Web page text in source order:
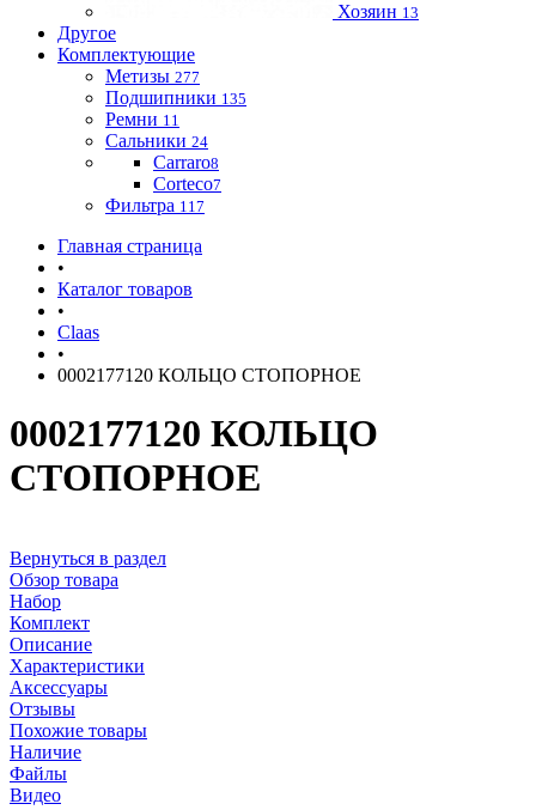
Хозяин 13
Другое
Комплектующие
Метизы 277
Подшипники 135
Ремни 11
Сальники 24
Carraro8
Corteco7
Фильтра 117
Главная страница
•
Каталог товаров
•
Claas
•
0002177120 КОЛЬЦО СТОПОРНОЕ
0002177120 КОЛЬЦО
СТОПОРНОЕ
Вернуться в раздел
Обзор товара
Набор
Комплект
Описание
Характеристики
Аксессуары
Отзывы
Похожие товары
Наличие
Файлы
Видео